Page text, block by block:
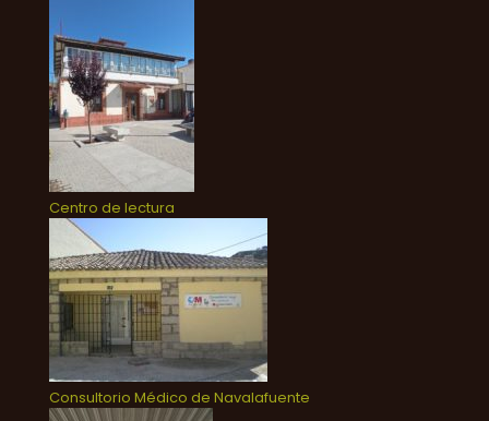
Centro de lectura
Consultorio Médico de Navalafuente